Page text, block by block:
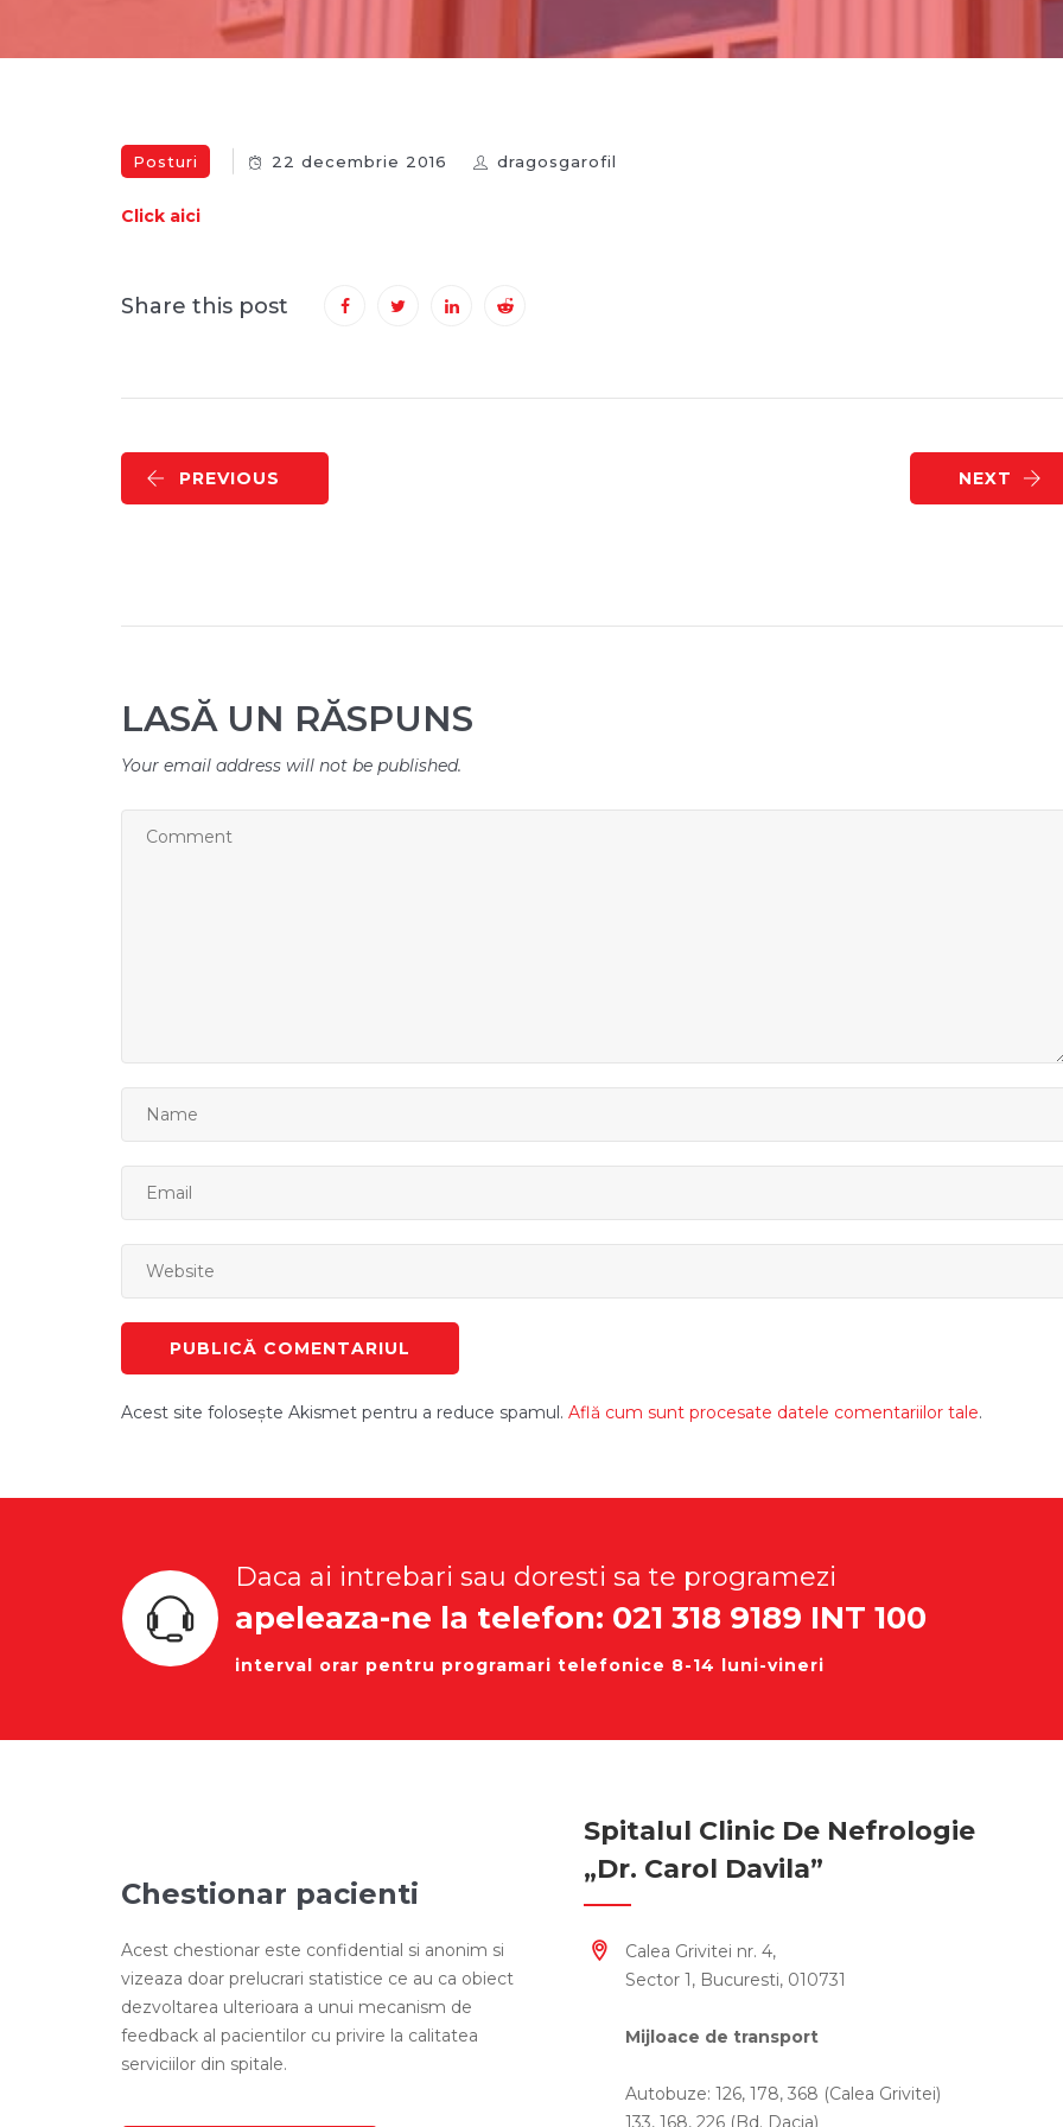
Posturi 22 decembrie 2016 dragosgarofil
Click aici
Share this post
PREVIOUS NEXT
LASĂ UN RĂSPUNS
Your email address will not be published.
Acest site folosește Akismet pentru a reduce spamul. Află cum sunt procesate datele comentariilor tale.
Daca ai intrebari sau doresti sa te programezi
apeleaza-ne la telefon: 021 318 9189 INT 100
interval orar pentru programari telefonice 8-14 luni-vineri
Chestionar pacienti
Acest chestionar este confidential si anonim si
vizeaza doar prelucrari statistice ce au ca obiect
dezvoltarea ulterioara a unui mecanism de
feedback al pacientilor cu privire la calitatea
serviciilor din spitale.
Spitalul Clinic De Nefrologie
„Dr. Carol Davila”
Calea Grivitei nr. 4,
Sector 1, Bucuresti, 010731
Mijloace de transport
Autobuze: 126, 178, 368 (Calea Grivitei)
133, 168, 226 (Bd. Dacia)